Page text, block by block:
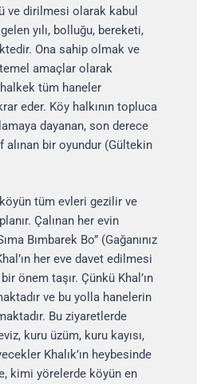
ve dirilmesi olarak kabul
yılı, bolluğu, bereketi,
Ona sahip olmak ve
amaçlar olarak
tüm haneler
eder. Köy halkının topluca
dayanan, son derece
bir oyundur (Gültekin
tüm evleri gezilir ve
Çalınan her evin
Bımbarek Bo” (Gağanınız
her eve davet edilmesi
önem taşır. Çünkü Khal’ın
ve bu yolla hanelerin
Bu ziyaretlerde
kuru üzüm, kuru kayısı,
Khalık’ın heybesinde
kimi yörelerde köyün en